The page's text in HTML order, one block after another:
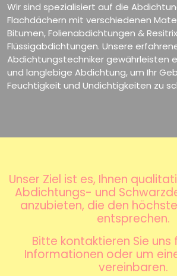
Wir sind spezialisiert auf die
Flachdächern mit verschiedenen
Bitumen, Folienabdichtungen &
Flüssigabdichtungen. Unsere
Abdichtungstechniker gewährleisten
und langlebige Abdichtung, um Ihr
Feuchtigkeit und Undichtigkeiten zu
Unser Ziel ist es, Ihnen
Abdichtungs- und
anzubieten, die den
entsprechen.
Bitte kontaktieren Sie uns
Informationen oder um
vereinbaren.